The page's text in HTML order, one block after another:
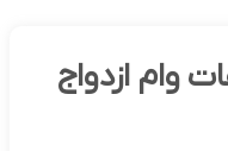
وام ازدواج